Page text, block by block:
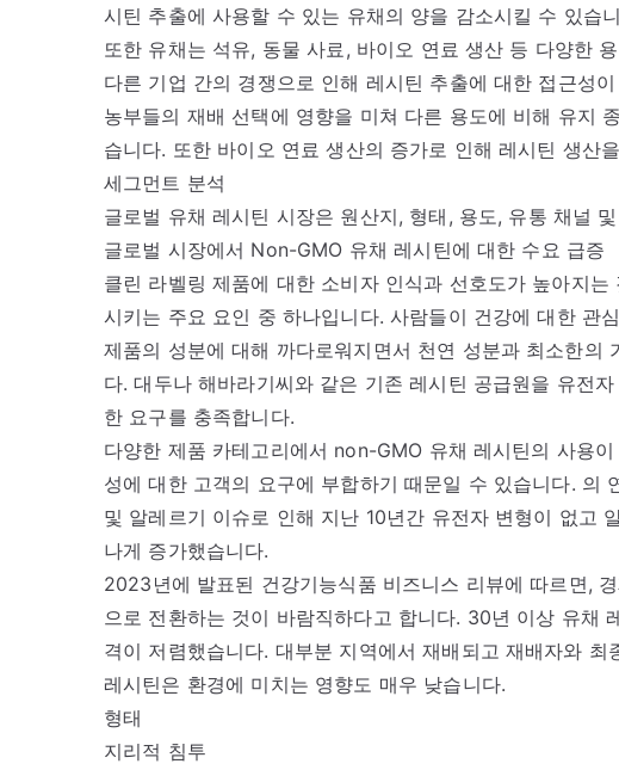
시틴 추출에 사용할 수 있는 유채의 양을 감소시킬 수 있습
또한 유채는 석유, 동물 사료, 바이오 연료 생산 등 다양한
다른 기업 간의 경쟁으로 인해 레시틴 추출에 대한 접근성
농부들의 재배 선택에 영향을 미쳐 다른 용도에 비해 유지
습니다. 또한 바이오 연료 생산의 증가로 인해 레시틴 생산
세그먼트 분석
글로벌 유채 레시틴 시장은 원산지, 형태, 용도, 유통 채널
글로벌 시장에서 Non-GMO 유채 레시틴에 대한 수요 급증
클린 라벨링 제품에 대한 소비자 인식과 선호도가 높아지
시키는 주요 요인 중 하나입니다. 사람들이 건강에 대한 관
제품의 성분에 대해 까다로워지면서 천연 성분과 최소한의
다. 대두나 해바라기씨와 같은 기존 레시틴 공급원을 유전
한 요구를 충족합니다.
다양한 제품 카테고리에서 non-GMO 유채 레시틴의 사용
성에 대한 고객의 요구에 부합하기 때문일 수 있습니다. 의
및 알레르기 이슈로 인해 지난 10년간 유전자 변형이 없고
나게 증가했습니다.
2023년에 발표된 건강기능식품 비즈니스 리뷰에 따르면,
으로 전환하는 것이 바람직하다고 합니다. 30년 이상 유채
격이 저렴했습니다. 대부분 지역에서 재배되고 재배자와
레시틴은 환경에 미치는 영향도 매우 낮습니다.
형태
지리적 침투